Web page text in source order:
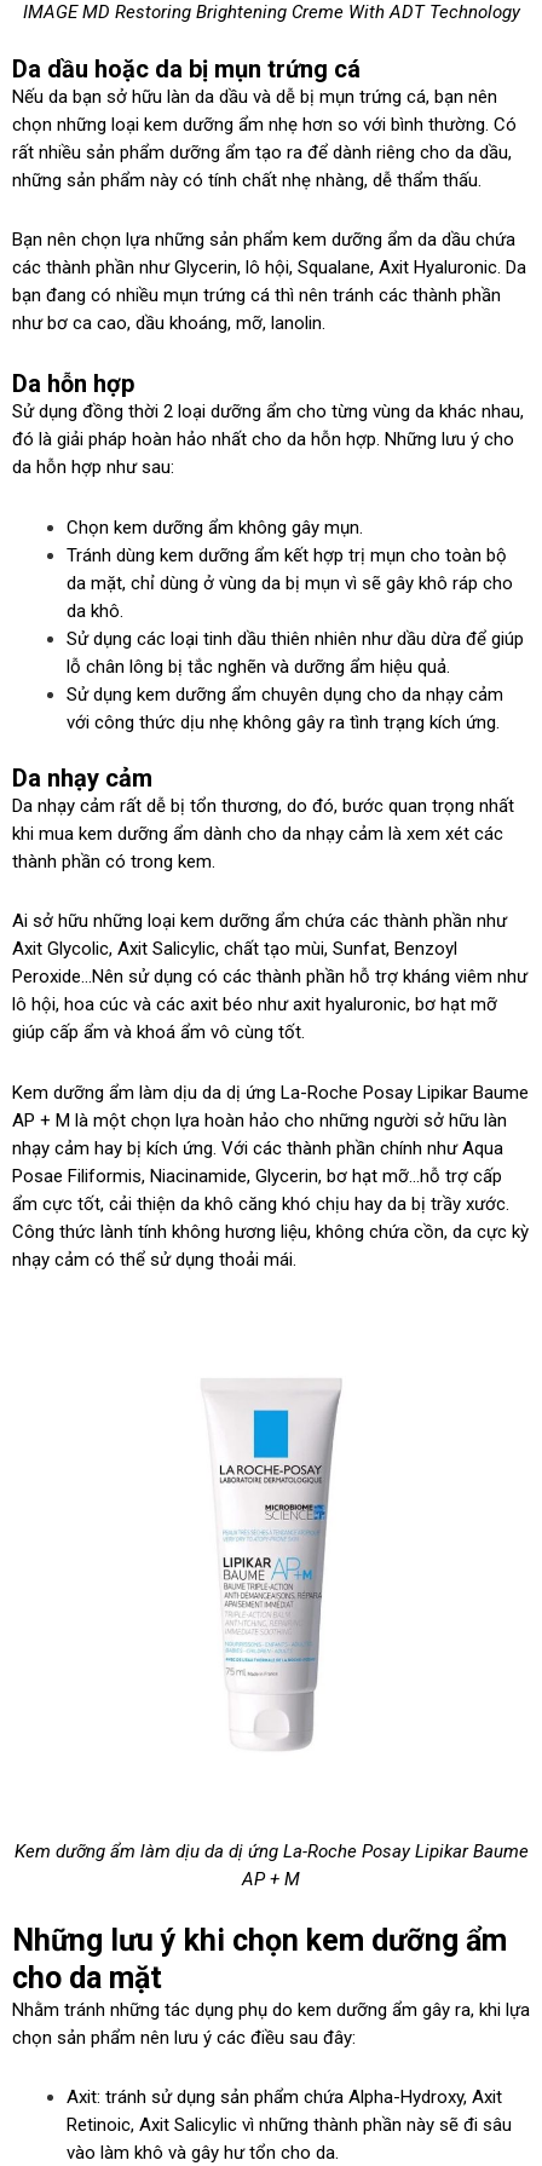
IMAGE MD Restoring Brightening Creme With ADT Technology
Da dầu hoặc da bị mụn trứng cá
Nếu da bạn sở hữu làn da dầu và dễ bị mụn trứng cá, bạn nên
chọn những loại kem dưỡng ẩm nhẹ hơn so với bình thường. Có
rất nhiều sản phẩm dưỡng ẩm tạo ra để dành riêng cho da dầu,
những sản phẩm này có tính chất nhẹ nhàng, dễ thẩm thấu.
Bạn nên chọn lựa những sản phẩm kem dưỡng ẩm da dầu chứa
các thành phần như Glycerin, lô hội, Squalane, Axit Hyaluronic. Da
bạn đang có nhiều mụn trứng cá thì nên tránh các thành phần
như bơ ca cao, dầu khoáng, mỡ, lanolin.
Da hỗn hợp
Sử dụng đồng thời 2 loại dưỡng ẩm cho từng vùng da khác nhau,
đó là giải pháp hoàn hảo nhất cho da hỗn hợp. Những lưu ý cho
da hỗn hợp như sau:
Chọn kem dưỡng ẩm không gây mụn.
Tránh dùng kem dưỡng ẩm kết hợp trị mụn cho toàn bộ
da mặt, chỉ dùng ở vùng da bị mụn vì sẽ gây khô ráp cho
da khô.
Sử dụng các loại tinh dầu thiên nhiên như dầu dừa để giúp
lỗ chân lông bị tắc nghẽn và dưỡng ẩm hiệu quả.
Sử dụng kem dưỡng ẩm chuyên dụng cho da nhạy cảm
với công thức dịu nhẹ không gây ra tình trạng kích ứng.
Da nhạy cảm
Da nhạy cảm rất dễ bị tổn thương, do đó, bước quan trọng nhất
khi mua kem dưỡng ẩm dành cho da nhạy cảm là xem xét các
thành phần có trong kem.
Ai sở hữu những loại kem dưỡng ẩm chứa các thành phần như
Axit Glycolic, Axit Salicylic, chất tạo mùi, Sunfat, Benzoyl
Peroxide…Nên sử dụng có các thành phần hỗ trợ kháng viêm như
lô hội, hoa cúc và các axit béo như axit hyaluronic, bơ hạt mỡ
giúp cấp ẩm và khoá ẩm vô cùng tốt.
Kem dưỡng ẩm làm dịu da dị ứng La-Roche Posay Lipikar Baume
AP + M là một chọn lựa hoàn hảo cho những người sở hữu làn
nhạy cảm hay bị kích ứng. Với các thành phần chính như Aqua
Posae Filiformis, Niacinamide, Glycerin, bơ hạt mỡ…hỗ trợ cấp
ẩm cực tốt, cải thiện da khô căng khó chịu hay da bị trầy xước.
Công thức lành tính không hương liệu, không chứa cồn, da cực kỳ
nhạy cảm có thể sử dụng thoải mái.
Kem dưỡng ẩm làm dịu da dị ứng La-Roche Posay Lipikar Baume
AP + M
Những lưu ý khi chọn kem dưỡng ẩm
cho da mặt
Nhằm tránh những tác dụng phụ do kem dưỡng ẩm gây ra, khi lựa
chọn sản phẩm nên lưu ý các điều sau đây:
Axit: tránh sử dụng sản phẩm chứa Alpha-Hydroxy, Axit
Retinoic, Axit Salicylic vì những thành phần này sẽ đi sâu
vào làm khô và gây hư tổn cho da.